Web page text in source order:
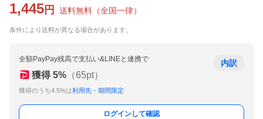
1,445 円 送料無料 （全国一律）
条件により送料が異なる場合があります。
全額PayPay残高で支払い&LINEと連携で
獲得 5% （65pt）
獲得のうち4.5%は利用先・期間限定
内訳
ログインして確認